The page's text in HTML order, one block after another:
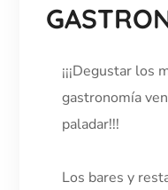
¡¡¡Degustar los
gastronomía
paladar!!!
Los bares y